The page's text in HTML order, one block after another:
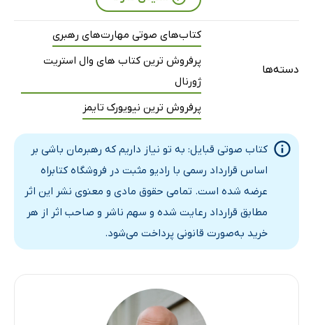
14 دقیقه
بخش شانزدهم: هر قبیله یک کانال رسانه‌ای است
بخش هفدهم: تغییر دادن قبایل
15 دقیقه
بخش هجدهم: چطور یک کتاب یا هر ایده جدید دیگری را بفروشیم؟
17 دقیقه بخش نوزدهم: باور
دسته‌ها
کتاب‌های صوتی مهارت‌های رهبری
پرفروش ترین کتاب های وال استریت
ژورنال
پرفروش ترین نیویورک تایمز
کتاب صوتی قبایل: به تو نیاز داریم که رهبرمان باشی بر
اساس قرارداد رسمی با رادیو مثبت در فروشگاه کتابراه
عرضه شده است. تمامی حقوق مادی و معنوی نشر این اثر
مطابق قرارداد رعایت شده و سهم ناشر و صاحب اثر از هر
خرید به‌صورت قانونی پرداخت می‌شود.